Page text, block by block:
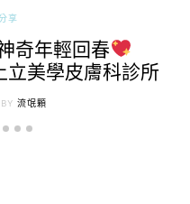
享
奇年輕回春
立美學皮膚科診所
BY 流氓顆